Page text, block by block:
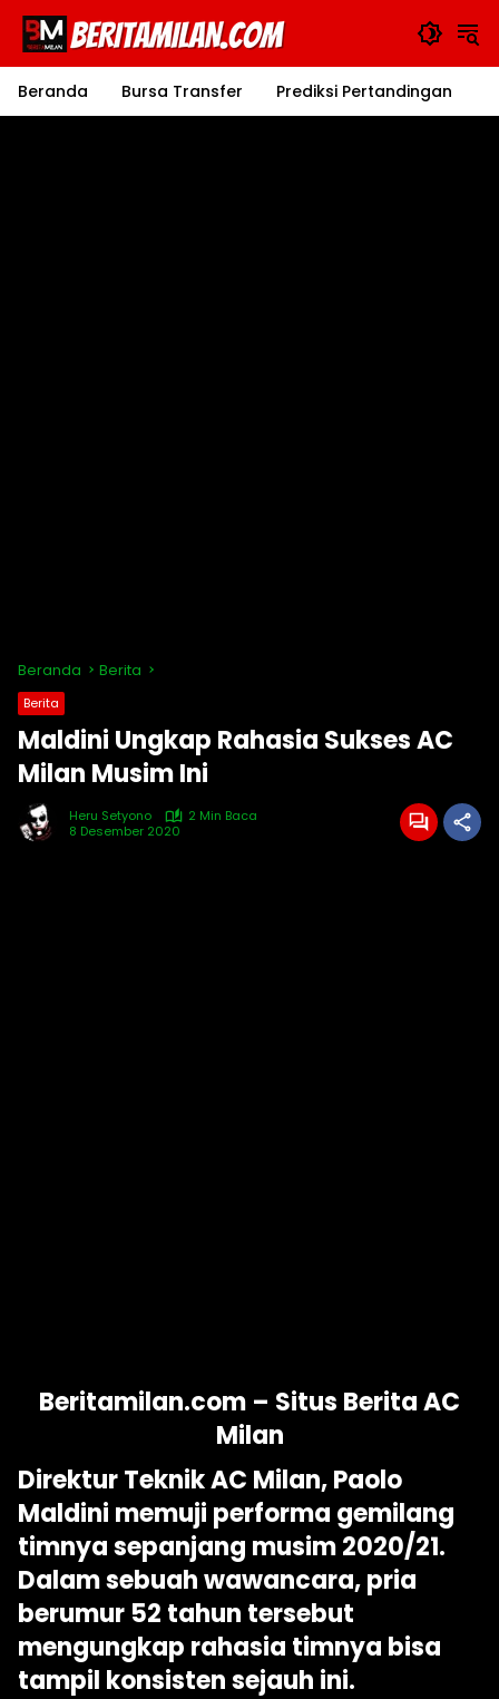
Langsung
konten
Beranda
Bursa Transfer Prediksi Pertandingan
Beranda Berita
Berita
Maldini Ungkap Rahasia Sukses AC
Milan Musim Ini
Heru Setyono
2 Min Baca
8 Desember 2020
Beritamilan.com – Situs Berita AC
Milan
Direktur Teknik AC Milan, Paolo
Maldini memuji performa gemilang
timnya sepanjang musim 2020/21.
Dalam sebuah wawancara, pria
berumur 52 tahun tersebut
mengungkap rahasia timnya bisa
tampil konsisten sejauh ini.